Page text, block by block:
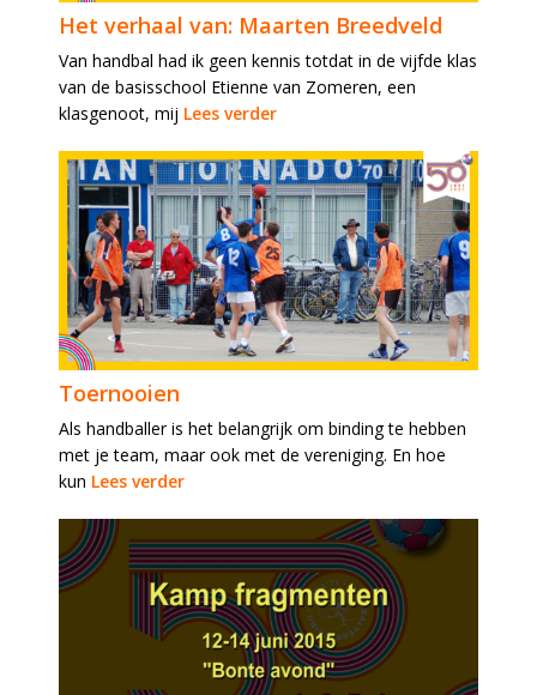
Het verhaal van: Maarten Breedveld
Van handbal had ik geen kennis totdat in de vijfde klas
van de basisschool Etienne van Zomeren, een
klasgenoot, mij Lees verder
Toernooien
Als handballer is het belangrijk om binding te hebben
met je team, maar ook met de vereniging. En hoe
kun Lees verder